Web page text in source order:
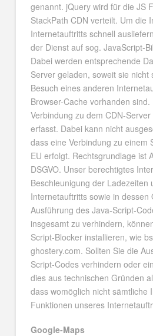
genannt. jQuery wird für die JS
StackPath CDN verteilt. Um die
Internetauftritts schnell
der Dienst auf sog. JavaScript-
Dabei werden entsprechende
Server geladen, soweit sie nicht
Besuch eines anderen
Browser-Cache vorhanden
Verbindung zu dem CDN-
erfasst. Dabei kann nicht
dass eine Verbindung zu einem
EU erfolgt. Rechtsgrundlage ist
DSGVO. Unser berechtigtes
Beschleunigung der Ladezeiten
Internetauftritts sowie in dessen
Ausführung des Java-Script-
insgesamt zu verhindern,
Script-Blocker installieren, wie
ghostery.com. Sollten Sie die
Script-Codes verhindern oder
dies aus technischen Gründen
dass womöglich nicht sämtliche
Funktionen unseres
Google-Maps